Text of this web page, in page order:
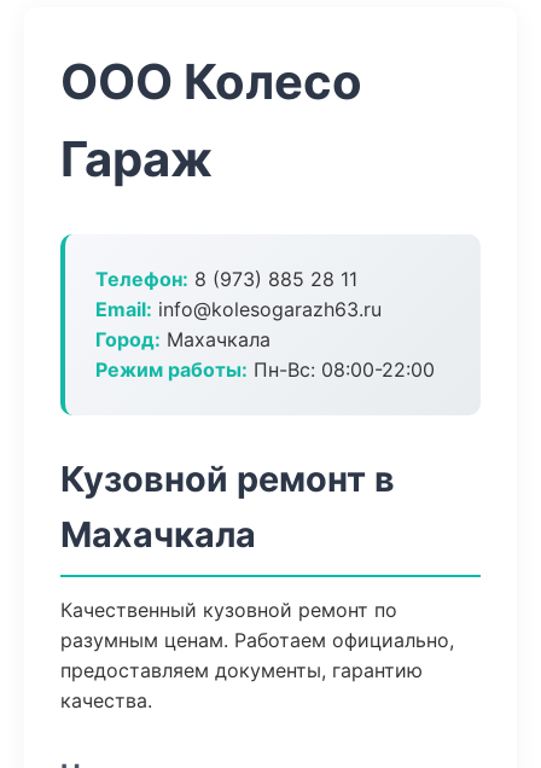
ООО Колесо
Гараж
Телефон: 8 (973) 885 28 11
Email: info@kolesogarazh63.ru
Город: Махачкала
Режим работы: Пн-Вс: 08:00-22:00
Кузовной ремонт в
Махачкала
Качественный кузовной ремонт по
разумным ценам. Работаем официально,
предоставляем документы, гарантию
качества.